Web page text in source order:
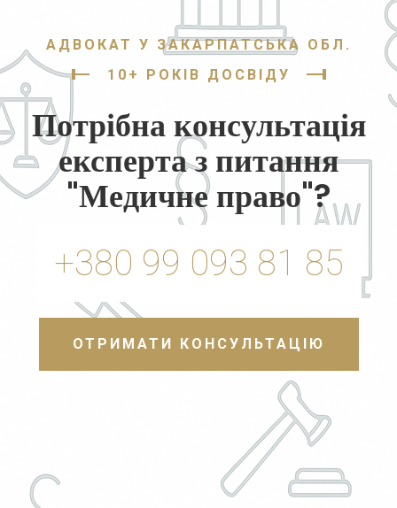
АДВОКАТ У ЗАКАРПАТСЬКА ОБЛ.
10+ РОКІВ ДОСВІДУ
Потрібна консультація
експерта з питання
"Медичне право"?
+380 99 093 81 85
ОТРИМАТИ КОНСУЛЬТАЦІЮ